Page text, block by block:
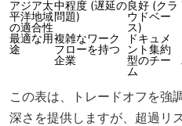
アジア太
平洋地域
の適合性
中程度 (遅延の
問題)
良好 (クラ
ウドベー
ス)
最適な用
途
複雑なワーク
フローを持つ
企業
ドキュメ
ント集約
型のチー
ム
この表は、トレードオフを強
深さを提供しますが、超過リ